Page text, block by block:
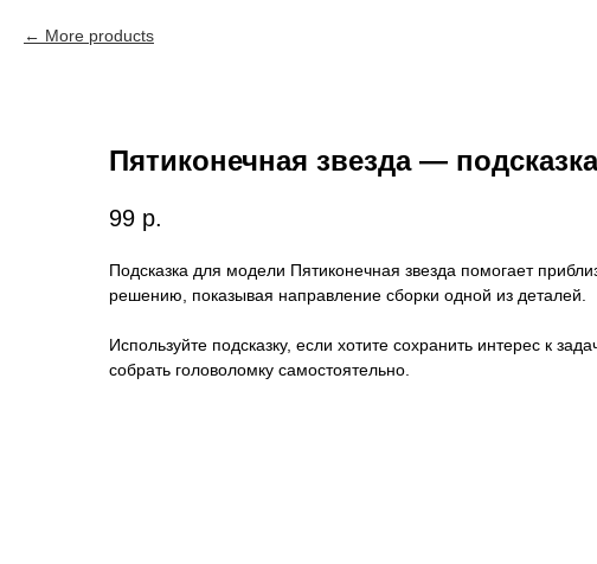
More products
Пятиконечная звезда — подсказка
99 р.
Подсказка для модели Пятиконечная звезда помогает
решению, показывая направление сборки одной из деталей.
Используйте подсказку, если хотите сохранить интерес к
собрать головоломку самостоятельно.